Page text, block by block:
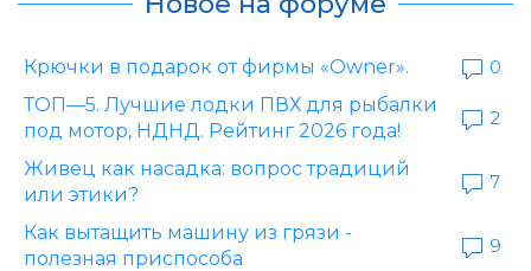
Крючки в подарок от фирмы «Owner».
0
ТОП—5. Лучшие лодки ПВХ для рыбалки
под мотор, НДНД. Рейтинг 2026 года!
2
Живец как насадка: вопрос традиций
или этики?
7
Как вытащить машину из грязи -
полезная приспособа
9